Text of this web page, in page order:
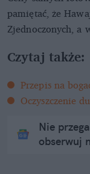
pamiętać, że
Zjednoczonych, a
Czytaj także:
Przepis na
Oczyszczenie
Nie
obserwuj